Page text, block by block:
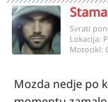
Svrati
Lokacija:
Motocikl:
Mozda nedje po